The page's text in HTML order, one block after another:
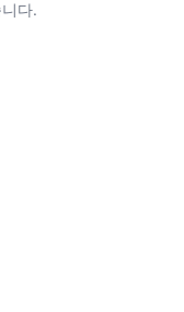
다.